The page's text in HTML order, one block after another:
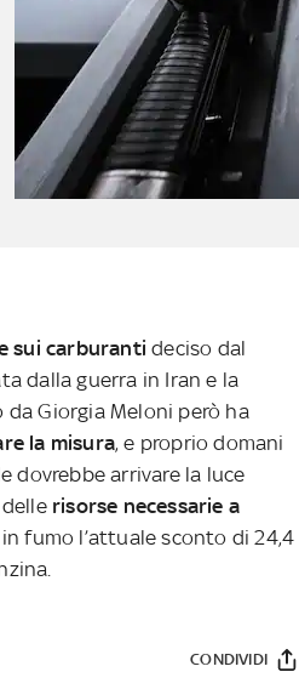
sui carburanti deciso dal
dalla guerra in Iran e la
Giorgia Meloni però ha
la misura, e proprio domani
dovrebbe arrivare la luce
risorse necessarie a
fumo l’attuale sconto di 24,4
CONDIVIDI